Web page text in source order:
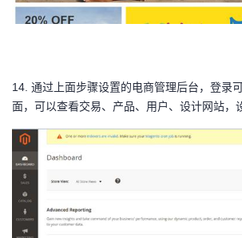
14. 通过上面步骤设置的电商管理后台，登录
面，可以查看交易、产品、用户、设计网站，